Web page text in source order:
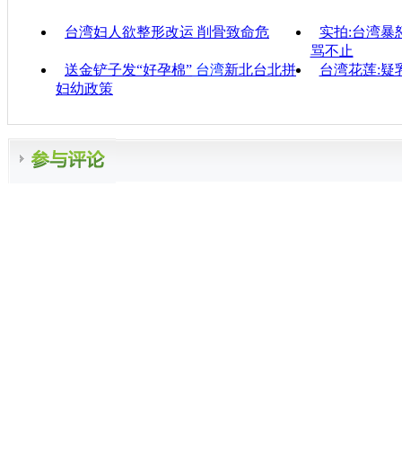
台湾妇人欲整形改运 削骨致命危
实拍:台湾暴
骂不止
送金铲子发“好孕棉” 台湾新北台北拼
妇幼政策
台湾花莲:疑